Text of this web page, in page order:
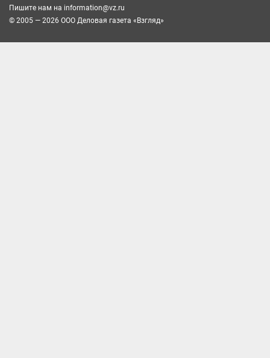
Пишите нам на information@vz.ru
© 2005 — 2026 ООО Деловая газета «Взгляд»